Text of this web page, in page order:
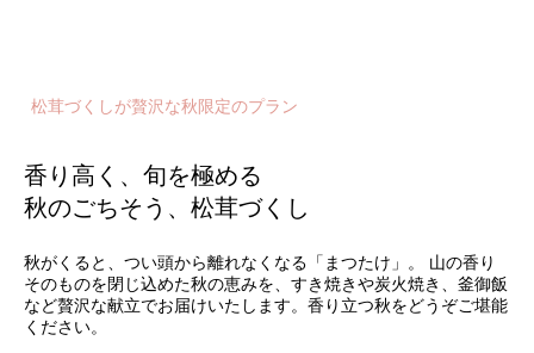
松茸づくしが贅沢な秋限定のプラン
香り高く、旬を極める
秋のごちそう、松茸づくし
秋がくると、つい頭から離れなくなる「まつたけ」。 山の香り
そのものを閉じ込めた秋の恵みを、すき焼きや炭火焼き、釜御飯
など贅沢な献立でお届けいたします。香り立つ秋をどうぞご堪能
ください。